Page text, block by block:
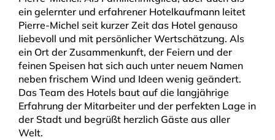
ein gelernter und erfahrener Hotelkaufmann leitet
Pierre-Michel seit kurzer Zeit das Hotel genauso
liebevoll und mit persönlicher Wertschätzung. Als
ein Ort der Zusammenkunft, der Feiern und der
feinen Speisen hat sich auch unter neuem Namen
neben frischem Wind und Ideen wenig geändert.
Das Team des Hotels baut auf die langjährige
Erfahrung der Mitarbeiter und der perfekten Lage in
der Stadt und begrüßt herzlich Gäste aus aller
Welt.